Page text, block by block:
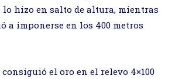
lo hizo en salto de altura, mientras
a imponerse en los 400 metros
el oro en el relevo 4×100